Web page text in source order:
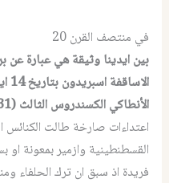
في منتصف القرن 20
بين ايدينا وثيقة هي عبارة عن
الأنطاكي الكسندروس الثالث (1931-1958
اعتداءات صارخة طالت الكنائس
القسطنطينية وازمير بمعونة